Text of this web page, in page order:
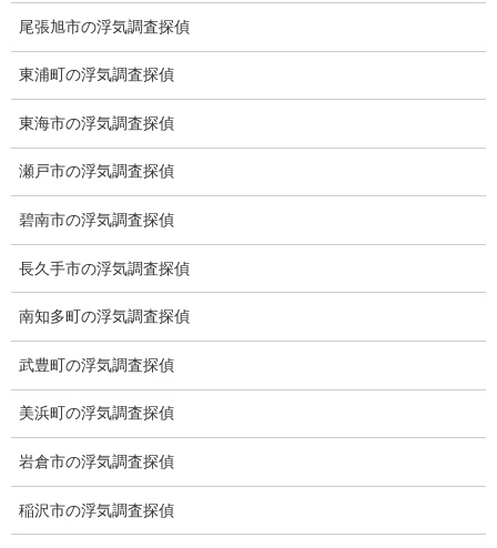
GPS発見調査
GPS調査
電磁波測定調査
尾張旭市の浮気調査探偵
東浦町の浮気調査探偵
東海市の浮気調査探偵
瀬戸市の浮気調査探偵
碧南市の浮気調査探偵
長久手市の浮気調査探偵
南知多町の浮気調査探偵
武豊町の浮気調査探偵
美浜町の浮気調査探偵
岩倉市の浮気調査探偵
稲沢市の浮気調査探偵